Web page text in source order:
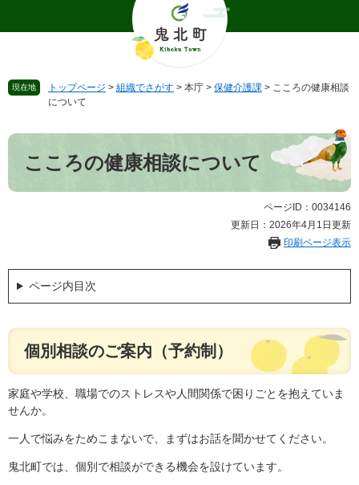
頭
。
飛
て
へ
現在地 トップページ > 組織でさがす > 本庁 > 保健介護課 > こころの健康相談
について
本
こころの健康相談について
ページID：0034146
更新日：2026年4月1日更新
印刷ページ表示
ページ内目次
個別相談のご案内（予約制）
家庭や学校、職場でのストレスや人間関係で困りごとを抱えていま
せんか。
一人で悩みをためこまないで、まずはお話を聞かせてください。
鬼北町では、個別で相談ができる機会を設けています。